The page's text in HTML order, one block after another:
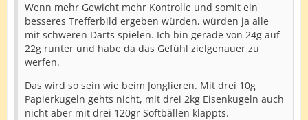
Wenn mehr Gewicht mehr Kontrolle und somit ein
besseres Trefferbild ergeben würden, würden ja alle
mit schweren Darts spielen. Ich bin gerade von 24g auf
22g runter und habe da das Gefühl zielgenauer zu
werfen.
Das wird so sein wie beim Jonglieren. Mit drei 10g
Papierkugeln gehts nicht, mit drei 2kg Eisenkugeln auch
nicht aber mit drei 120gr Softbällen klappts.